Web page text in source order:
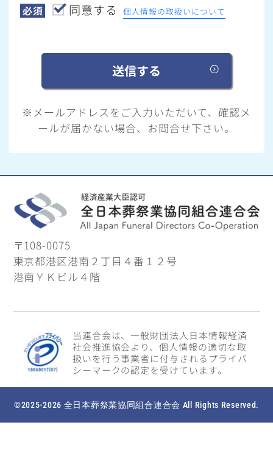
必須 同意する 個人情報の取扱いについて
※メールアドレスをご入力いただいて、確認メ
ールが届かない場合、お問合せ下さい。
〒108-0075
東京都港区港南２丁目４番１２号
港南ＹＫビル４階
当連合会は、一般財団法人日本情報経済
社会推進協会より、個人情報の適切な取
扱いを行う事業者に付与されるプライバ
シーマークの認定を受けています。
©2025-2026 全日本葬祭業協同組合連合会 All Rights Reserved.